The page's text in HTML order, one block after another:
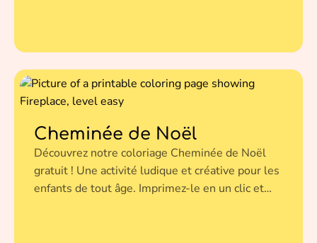
Cheminée de Noël
Découvrez notre coloriage Cheminée de Noël
gratuit ! Une activité ludique et créative pour les
enfants de tout âge. Imprimez-le en un clic et